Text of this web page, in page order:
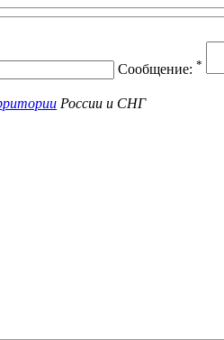
Сообщение: *
России и СНГ